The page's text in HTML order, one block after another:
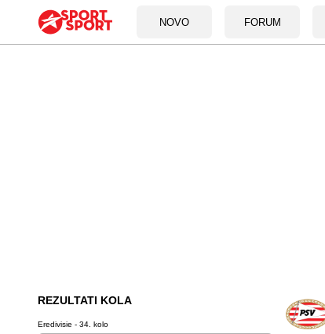
NOVO FORUM
REZULTATI KOLA
Eredivisie - 34. kolo